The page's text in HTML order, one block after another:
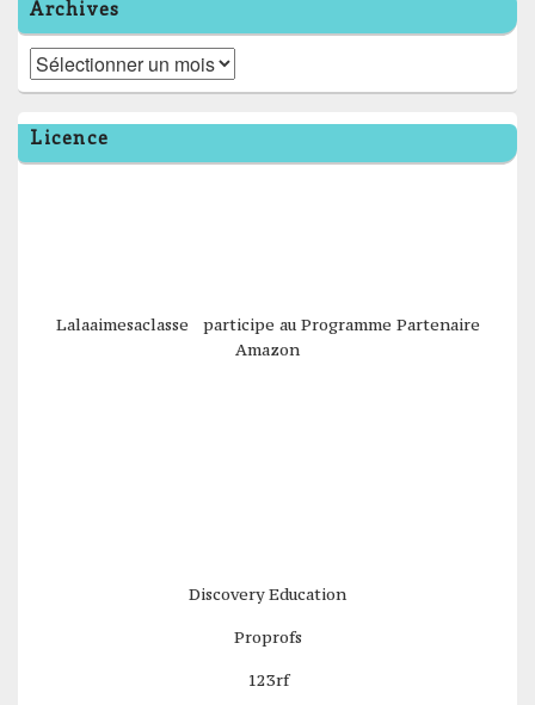
Archives
Archives
Licence
Lalaaimesaclasse participe au Programme Partenaire
Amazon
Discovery Education
Proprofs
123rf